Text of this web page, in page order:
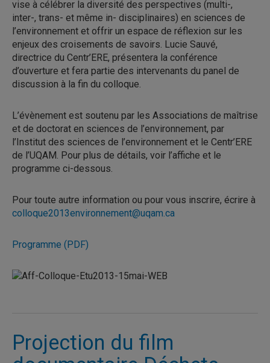
vise à célébrer la diversité des perspectives (multi-,
inter-, trans- et même in- disciplinaires) en sciences de
l’environnement et offrir un espace de réflexion sur les
enjeux des croisements de savoirs. Lucie Sauvé,
directrice du Centr’ERE, présentera la conférence
d’ouverture et fera partie des intervenants du panel de
discussion à la fin du colloque.
L’évènement est soutenu par les Associations de maîtrise
et de doctorat en sciences de l’environnement, par
l’Institut des sciences de l’environnement et le Centr’ERE
de l’UQAM. Pour plus de détails, voir l’affiche et le
programme ci-dessous.
Pour toute autre information ou pour vous inscrire, écrire à
colloque2013environnement@uqam.ca
Programme (PDF)
Projection du film